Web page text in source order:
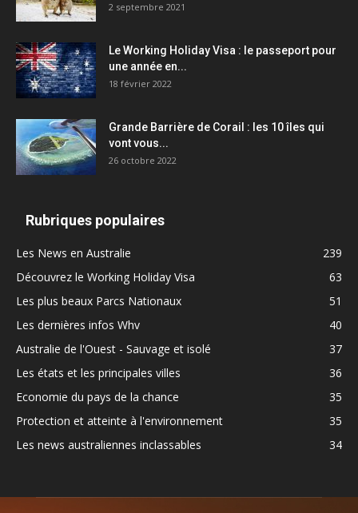
2 septembre 2021
Le Working Holiday Visa : le passeport pour
une année en...
18 février 2022
Grande Barrière de Corail : les 10 îles qui
vont vous...
26 octobre 2022
Rubriques populaires
Les News en Australie
239
Découvrez le Working Holiday Visa
63
Les plus beaux Parcs Nationaux
51
Les dernières infos Whv
40
Australie de l'Ouest - Sauvage et isolé
37
Les états et les principales villes
36
Economie du pays de la chance
35
Protection et atteinte à l'environnement
35
Les news australiennes inclassables
34